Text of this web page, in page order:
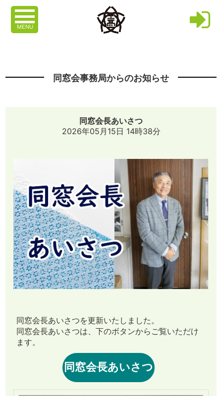
MENU
同窓会事務局からのお知らせ
同窓会長あいさつ
2026年05月15日 14時38分
同窓会長あいさつを更新いたしました。
同窓会長あいさつは、下のボタンからご覧いただけ
ます。
同窓会長あいさつ